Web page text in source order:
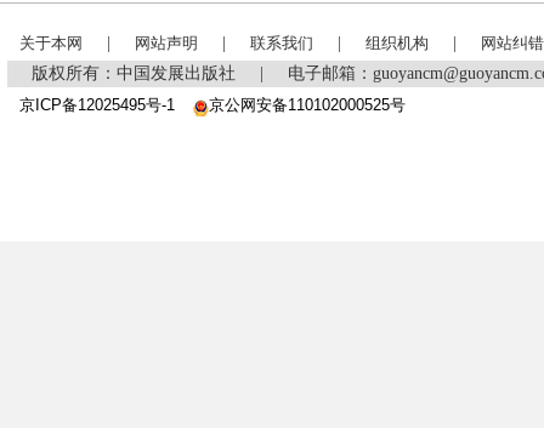
关于本网 网站声明 联系我们 组织机构
网站纠错
版权所有：中国发展出版社
电子邮箱：
京ICP备12025495号-1
京公网安备110102000525号